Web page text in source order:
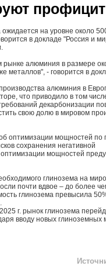
профицит
на уровне около
в докладе "Россия и
алюминия в размере
металлов", - говорится в
алюминия в
что приводило в том
декарбонизации
свою долю в мировом
оптимизации мощностей по
сохранения негативной
мощностей
глинозема на
почти вдвое – до более
глинозема превысила
г. рынок глинозема
вводу новых глиноземных